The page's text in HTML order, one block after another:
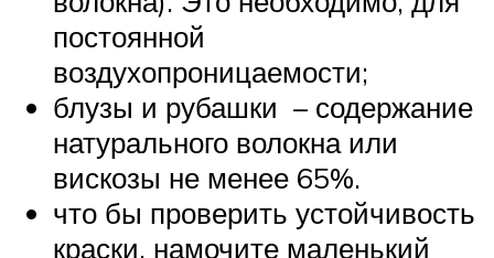
постоянной
воздухопроницаемости;
блузы и рубашки – содержание
натурального волокна или
вискозы не менее 65%.
что бы проверить устойчивость
краски, намочите маленький